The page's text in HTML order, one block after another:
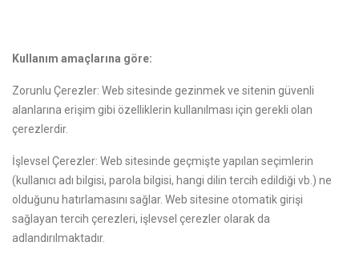
Kullanım amaçlarına göre:
Zorunlu Çerezler: Web sitesinde gezinmek ve sitenin güvenli
alanlarına erişim gibi özelliklerin kullanılması için gerekli olan
çerezlerdir.
İşlevsel Çerezler: Web sitesinde geçmişte yapılan seçimlerin
(kullanıcı adı bilgisi, parola bilgisi, hangi dilin tercih edildiği vb.) ne
olduğunu hatırlamasını sağlar. Web sitesine otomatik girişi
sağlayan tercih çerezleri, işlevsel çerezler olarak da
adlandırılmaktadır.